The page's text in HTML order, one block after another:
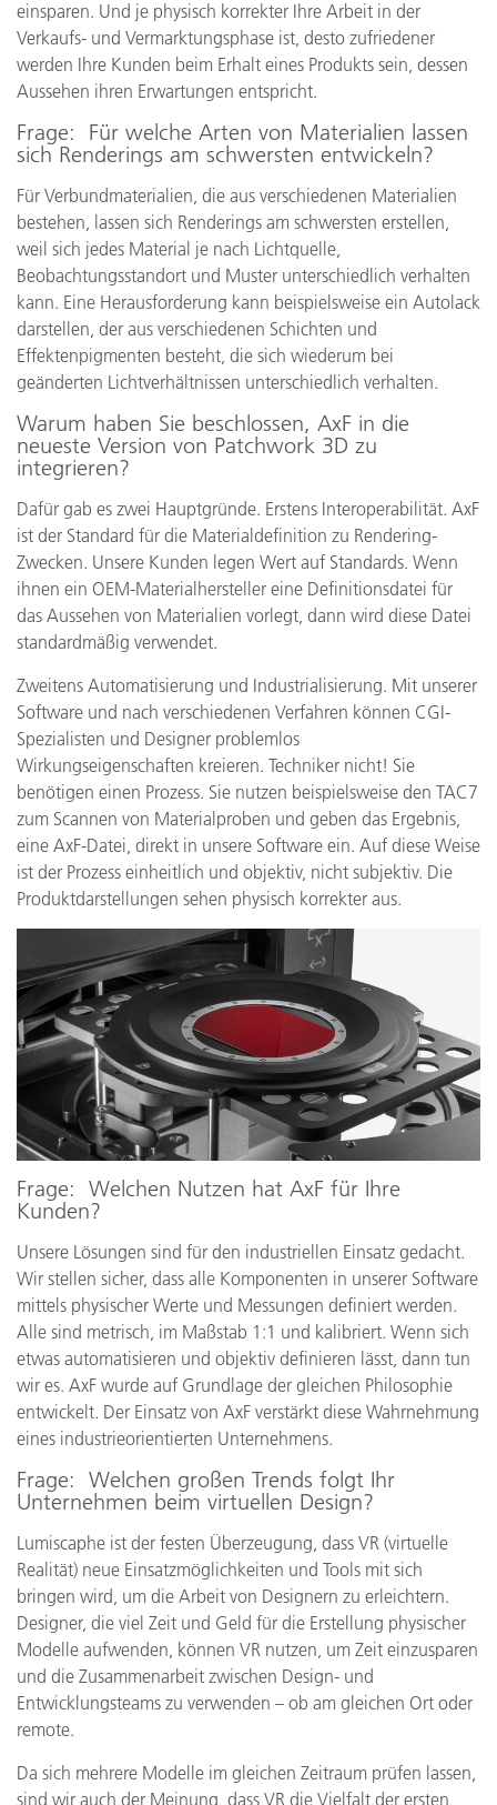
einsparen. Und je physisch korrekter Ihre Arbeit in der
Verkaufs- und Vermarktungsphase ist, desto zufriedener
werden Ihre Kunden beim Erhalt eines Produkts sein, dessen
Aussehen ihren Erwartungen entspricht.
Frage: Für welche Arten von Materialien lassen
sich Renderings am schwersten entwickeln?
Für Verbundmaterialien, die aus verschiedenen Materialien
bestehen, lassen sich Renderings am schwersten erstellen,
weil sich jedes Material je nach Lichtquelle,
Beobachtungsstandort und Muster unterschiedlich verhalten
kann. Eine Herausforderung kann beispielsweise ein Autolack
darstellen, der aus verschiedenen Schichten und
Effektenpigmenten besteht, die sich wiederum bei
geänderten Lichtverhältnissen unterschiedlich verhalten.
Warum haben Sie beschlossen, AxF in die
neueste Version von Patchwork 3D zu
integrieren?
Dafür gab es zwei Hauptgründe. Erstens Interoperabilität. AxF
ist der Standard für die Materialdefinition zu Rendering-
Zwecken. Unsere Kunden legen Wert auf Standards. Wenn
ihnen ein OEM-Materialhersteller eine Definitionsdatei für
das Aussehen von Materialien vorlegt, dann wird diese Datei
standardmäßig verwendet.
Zweitens Automatisierung und Industrialisierung. Mit unserer
Software und nach verschiedenen Verfahren können CGI-
Spezialisten und Designer problemlos
Wirkungseigenschaften kreieren. Techniker nicht! Sie
benötigen einen Prozess. Sie nutzen beispielsweise den TAC7
zum Scannen von Materialproben und geben das Ergebnis,
eine AxF-Datei, direkt in unsere Software ein. Auf diese Weise
ist der Prozess einheitlich und objektiv, nicht subjektiv. Die
Produktdarstellungen sehen physisch korrekter aus.
Frage: Welchen Nutzen hat AxF für Ihre
Kunden?
Unsere Lösungen sind für den industriellen Einsatz gedacht.
Wir stellen sicher, dass alle Komponenten in unserer Software
mittels physischer Werte und Messungen definiert werden.
Alle sind metrisch, im Maßstab 1:1 und kalibriert. Wenn sich
etwas automatisieren und objektiv definieren lässt, dann tun
wir es. AxF wurde auf Grundlage der gleichen Philosophie
entwickelt. Der Einsatz von AxF verstärkt diese Wahrnehmung
eines industrieorientierten Unternehmens.
Frage: Welchen großen Trends folgt Ihr
Unternehmen beim virtuellen Design?
Lumiscaphe ist der festen Überzeugung, dass VR (virtuelle
Realität) neue Einsatzmöglichkeiten und Tools mit sich
bringen wird, um die Arbeit von Designern zu erleichtern.
Designer, die viel Zeit und Geld für die Erstellung physischer
Modelle aufwenden, können VR nutzen, um Zeit einzusparen
und die Zusammenarbeit zwischen Design- und
Entwicklungsteams zu verwenden – ob am gleichen Ort oder
remote.
Da sich mehrere Modelle im gleichen Zeitraum prüfen lassen,
sind wir auch der Meinung, dass VR die Vielfalt der ersten